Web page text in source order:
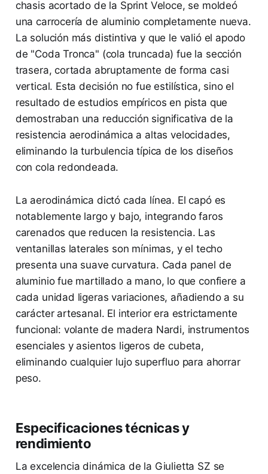
chasis acortado de la Sprint Veloce, se moldeó
una carrocería de aluminio completamente nueva.
La solución más distintiva y que le valió el apodo
de "Coda Tronca" (cola truncada) fue la sección
trasera, cortada abruptamente de forma casi
vertical. Esta decisión no fue estilística, sino el
resultado de estudios empíricos en pista que
demostraban una reducción significativa de la
resistencia aerodinámica a altas velocidades,
eliminando la turbulencia típica de los diseños
con cola redondeada.
La aerodinámica dictó cada línea. El capó es
notablemente largo y bajo, integrando faros
carenados que reducen la resistencia. Las
ventanillas laterales son mínimas, y el techo
presenta una suave curvatura. Cada panel de
aluminio fue martillado a mano, lo que confiere a
cada unidad ligeras variaciones, añadiendo a su
carácter artesanal. El interior era estrictamente
funcional: volante de madera Nardi, instrumentos
esenciales y asientos ligeros de cubeta,
eliminando cualquier lujo superfluo para ahorrar
peso.
Especificaciones técnicas y
rendimiento
La excelencia dinámica de la Giulietta SZ se